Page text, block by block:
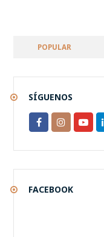
POPULAR
SÍGUENOS
FACEBOOK